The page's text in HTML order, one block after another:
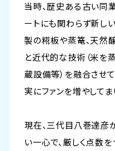
当時、歴史ある古い同
ートにも関わらず新し
製の糀板や蒸篭、天然
と近代的な技術（米を
蔵設備等）を融合させ
実にファンを増やしてま
現在、三代目八巻達彦
い一心で、厳しく点数